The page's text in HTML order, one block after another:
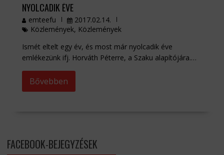
NYOLCADIK ÉVE
emteefu
2017.02.14.
Közlemények, Közlemények
Ismét eltelt egy év, és most már nyolcadik éve
emlékezünk ifj. Horváth Péterre, a Szaku alapítójára.…
Bővebben
FACEBOOK-BEJEGYZÉSEK